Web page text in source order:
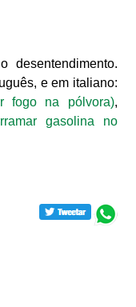
desentendimento.
e em italiano:
fogo na pólvora),
gasolina no